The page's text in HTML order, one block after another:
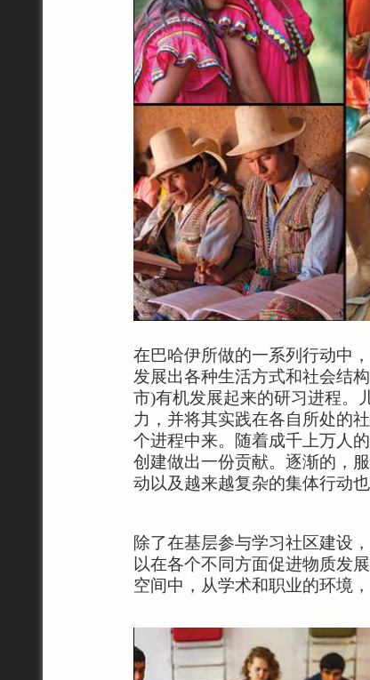
在巴哈伊所做的一系列行动中
发展出各种生活方式和社会结
市)有机发展起来的研习进程。
力，并将其实践在各自所处的
个进程中来。随着成千上万人
创建做出一份贡献。逐渐的，
动以及越来越复杂的集体行动
除了在基层参与学习社区建设
以在各个不同方面促进物质发
空间中，从学术和职业的环境